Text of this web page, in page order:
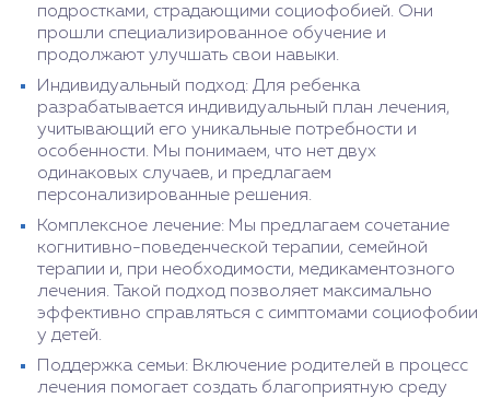
подростками, страдающими социофобией. Они
прошли специализированное обучение и
продолжают улучшать свои навыки.
Индивидуальный подход: Для ребенка
разрабатывается индивидуальный план лечения,
учитывающий его уникальные потребности и
особенности. Мы понимаем, что нет двух
одинаковых случаев, и предлагаем
персонализированные решения.
Комплексное лечение: Мы предлагаем сочетание
когнитивно-поведенческой терапии, семейной
терапии и, при необходимости, медикаментозного
лечения. Такой подход позволяет максимально
эффективно справляться с симптомами социофобии
у детей.
Поддержка семьи: Включение родителей в процесс
лечения помогает создать благоприятную среду